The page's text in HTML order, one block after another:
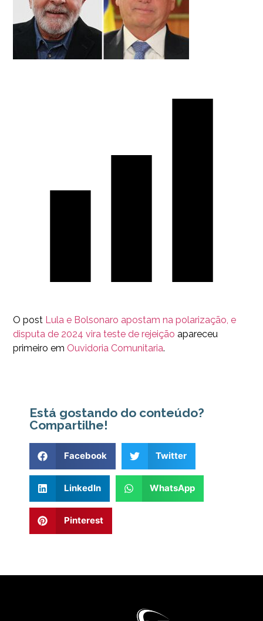
O post Lula e Bolsonaro apostam na polarização, e
disputa de 2024 vira teste de rejeição apareceu
primeiro em Ouvidoria Comunitaria.
Está gostando do conteúdo?
Compartilhe!
Facebook Twitter
LinkedIn WhatsApp
Pinterest